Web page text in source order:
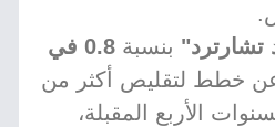
تشارترد" بنسبة
0.8 في
عن خطط لتقليص أكثر من
الأربع المقبلة،